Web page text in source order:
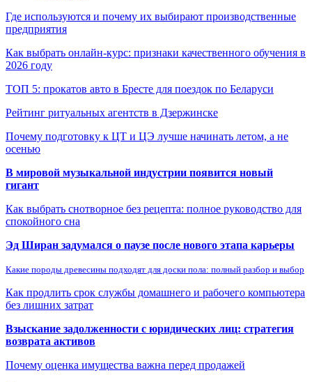
Где используются и почему их выбирают производственные
предприятия
Как выбрать онлайн-курс: признаки качественного обучения в
2026 году
ТОП 5: прокатов авто в Бресте для поездок по Беларуси
Рейтинг ритуальных агентств в Дзержинске
Почему подготовку к ЦТ и ЦЭ лучше начинать летом, а не
осенью
В мировой музыкальной индустрии появится новый
гигант
Как выбрать снотворное без рецепта: полное руководство для
спокойного сна
Эд Ширан задумался о паузе после нового этапа карьеры
Какие породы древесины подходят для доски пола: полный разбор и выбор
Как продлить срок службы домашнего и рабочего компьютера
без лишних затрат
Взыскание задолженности с юридических лиц: стратегия
возврата активов
Почему оценка имущества важна перед продажей